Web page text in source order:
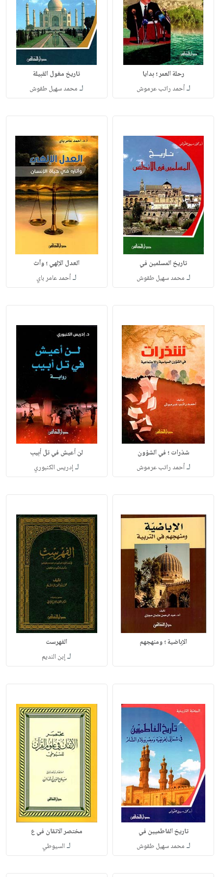
رحلة العمر ؛ بدايا
لـأحمد راتب عرموش
تاريخ مغول القبيلة
لـ محمد سهيل طقوش
تاريخ المسلمين في
لـ محمد سهيل طقوش
العدل الإلهي ؛ وآث
لـأحمد عامر باي
شذرات ؛ في الشؤون
لـأحمد راتب عرموش
لن أعيش في تل أبيب
لـإدريس الكنبوري
الإباضية ؛ ومنهجهم الفهرست
لـإبن النديم
تاريخ الفاطميين في
لـ محمد سهيل طقوش
مختصر الاتقان في ع
لـ السيوطي